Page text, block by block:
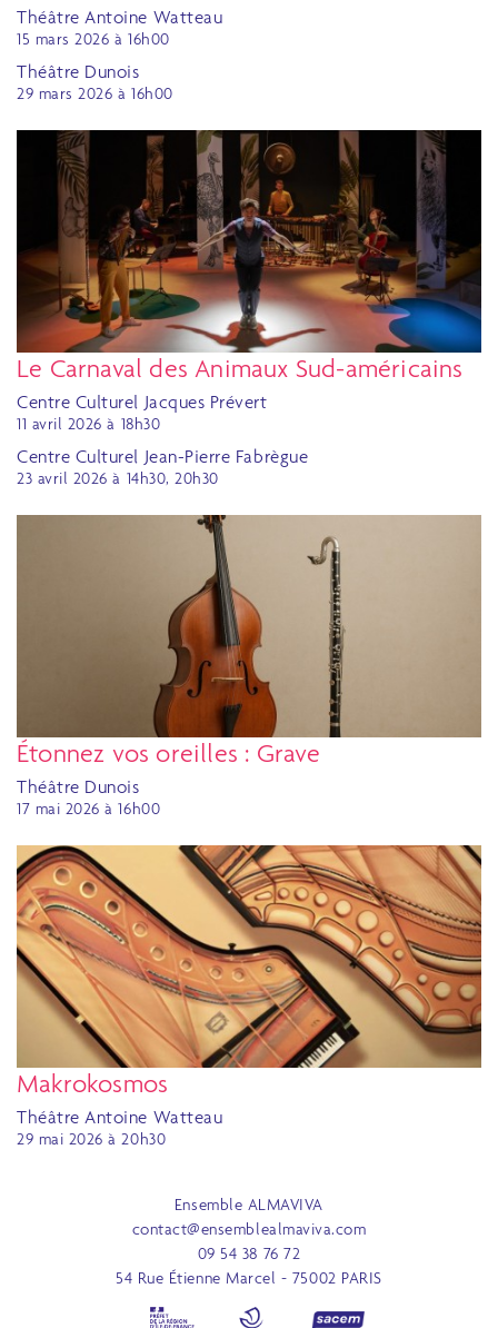
Théâtre Antoine Watteau
15 mars 2026 à 16h00
Théâtre Dunois
29 mars 2026 à 16h00
Le Carnaval des Animaux Sud-américains
Centre Culturel Jacques Prévert
11 avril 2026 à 18h30
Centre Culturel Jean-Pierre Fabrègue
23 avril 2026 à 14h30, 20h30
Étonnez vos oreilles : Grave
Théâtre Dunois
17 mai 2026 à 16h00
Makrokosmos
Théâtre Antoine Watteau
29 mai 2026 à 20h30
Ensemble ALMAVIVA
contact@ensemblealmaviva.com
09 54 38 76 72
54 Rue Étienne Marcel - 75002 PARIS